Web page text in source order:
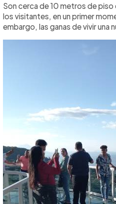
Son cerca de 10 metros de
los visitantes, en un primer
embargo, las ganas de vivir una